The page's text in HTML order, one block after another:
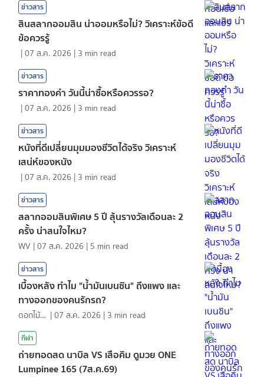
ข่าวสาร
สินสลากออมสิน น่าออมหรือไม่? วิเคราะห์ข้อดี
ข้อควรรู้
|07 ส.ค. 2026 | 3 min read
ข่าวสาร
ราคาทองคํา วันนี้น่าซื้อหรือควรรอ?
|07 ส.ค. 2026 | 3 min read
ข่าวสาร
หนังที่ดีเปลี่ยนมุมมองชีวิตได้จริง วิเคราะห์
เสน่ห์ของหนัง
|07 ส.ค. 2026 | 3 min read
ข่าวสาร
สลากออมสินพิเศษ 5 ปี ลุ้นรางวัลเดือนละ 2
ครั้ง น่าสนใจไหม?
WV |07 ส.ค. 2026 | 5 min read
ข่าวสาร
เบื้องหลัง ทำไม "น้ำมันเบนซิน" ถึงแพง และ
ทางออกของคนรักรถ?
ดอกไม้กับสายน้ำ |07 ส.ค. 2026 | 3 min read
กีฬา
ถ่ายทอดสด นาบิล VS เสือคิม ดูมวย ONE
Lumpinee 165 (7ส.ค.69)